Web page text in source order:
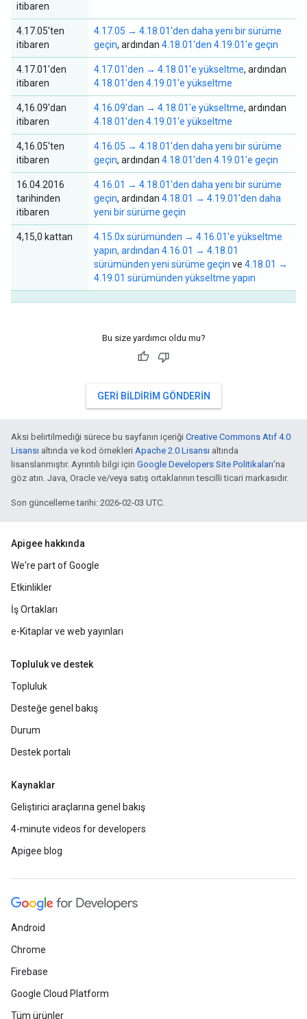
itibaren
4.17.05'ten
itibaren
4.17.05 → 4.18.01'den daha yeni bir sürüme
geçin, ardından 4.18.01'den 4.19.01'e geçin
4.17.01'den
itibaren
4.17.01'den → 4.18.01'e yükseltme, ardından
4.18.01'den 4.19.01'e yükseltme
4,16.09'dan
itibaren
4.16.09'dan → 4.18.01'e yükseltme, ardından
4.18.01'den 4.19.01'e yükseltme
4,16.05'ten
itibaren
4.16.05 → 4.18.01'den daha yeni bir sürüme
geçin, ardından 4.18.01'den 4.19.01'e geçin
16.04.2016
tarihinden
itibaren
4.16.01 → 4.18.01'den daha yeni bir sürüme
geçin, ardından 4.18.01 → 4.19.01'den daha
yeni bir sürüme geçin
4,15,0 kattan
4.15.0x sürümünden → 4.16.01'e yükseltme
yapın, ardından 4.16.01 → 4.18.01
sürümünden yeni sürüme geçin ve 4.18.01 →
4.19.01 sürümünden yükseltme yapın
Bu size yardımcı oldu mu?
GERI BILDIRIM GÖNDERIN
Aksi belirtilmediği sürece bu sayfanın içeriği Creative Commons Atıf 4.0
Lisansı altında ve kod örnekleri Apache 2.0 Lisansı altında
lisanslanmıştır. Ayrıntılı bilgi için Google Developers Site Politikaları'na
göz atın. Java, Oracle ve/veya satış ortaklarının tescilli ticari markasıdır.
Son güncelleme tarihi: 2026-02-03 UTC.
Apigee hakkında
We're part of Google
Etkinlikler
İş Ortakları
e-Kitaplar ve web yayınları
Topluluk ve destek
Topluluk
Desteğe genel bakış
Durum
Destek portalı
Kaynaklar
Geliştirici araçlarına genel bakış
4-minute videos for developers
Apigee blog
Android
Chrome
Firebase
Google Cloud Platform
Tüm ürünler